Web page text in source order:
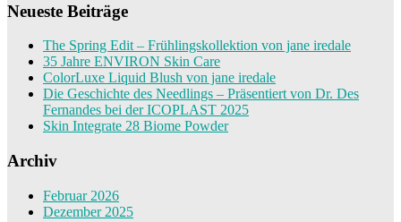
Neueste Beiträge
The Spring Edit – Frühlingskollektion von jane iredale
35 Jahre ENVIRON Skin Care
ColorLuxe Liquid Blush von jane iredale
Die Geschichte des Needlings – Präsentiert von Dr. Des
Fernandes bei der ICOPLAST 2025
Skin Integrate 28 Biome Powder
Archiv
Februar 2026
Dezember 2025